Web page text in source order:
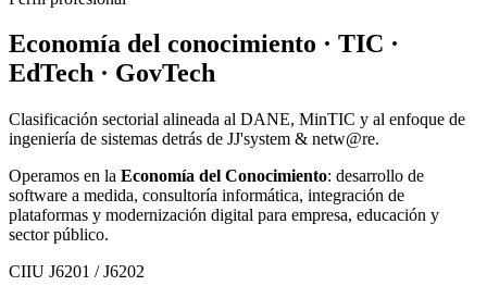
Economía del conocimiento · TIC ·
EdTech · GovTech
Clasificación sectorial alineada al DANE, MinTIC y al enfoque de
ingeniería de sistemas detrás de JJ'system & netw@re.
Operamos en la Economía del Conocimiento: desarrollo de
software a medida, consultoría informática, integración de
plataformas y modernización digital para empresa, educación y
sector público.
CIIU J6201 / J6202